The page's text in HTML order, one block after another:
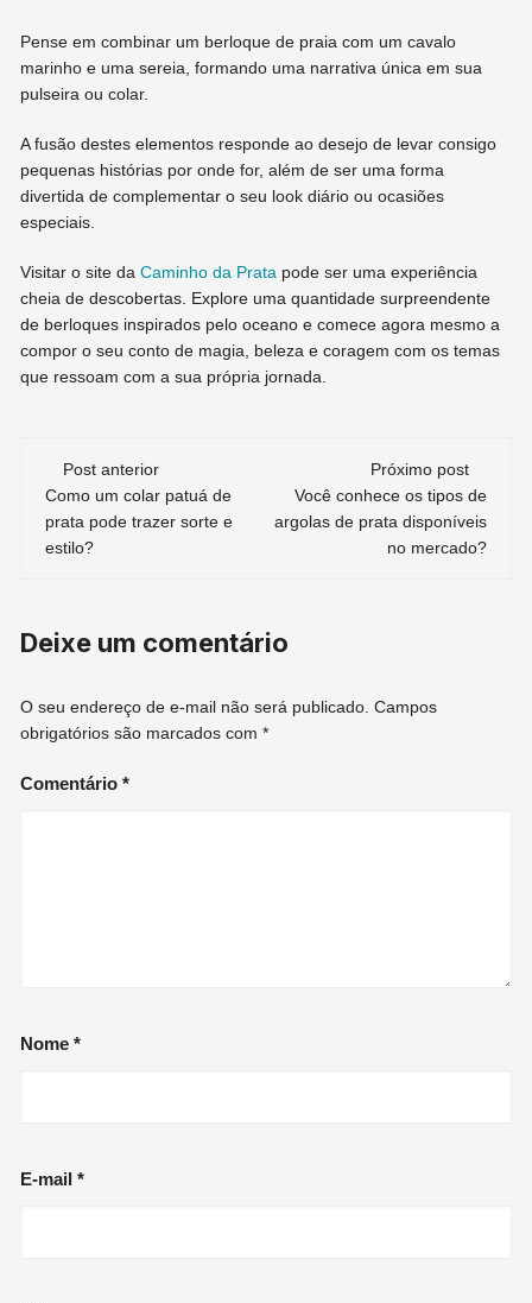
Pense em combinar um berloque de praia com um cavalo
marinho e uma sereia, formando uma narrativa única em sua
pulseira ou colar.
A fusão destes elementos responde ao desejo de levar consigo
pequenas histórias por onde for, além de ser uma forma
divertida de complementar o seu look diário ou ocasiões
especiais.
Visitar o site daCaminho da Prata pode ser uma experiência
cheia de descobertas. Explore uma quantidade surpreendente
de berloques inspirados pelo oceano e comece agora mesmo a
compor o seu conto de magia, beleza e coragem com os temas
que ressoam com a sua própria jornada.
Navegação
de
post
Post anterior
Como um colar patuá de
prata pode trazer sorte e
estilo?
Próximo post
Você conhece os tipos de
argolas de prata disponíveis
no mercado?
Deixe um comentário
O seu endereço de e-mail não será publicado. Campos
obrigatórios são marcados com*
Comentário*
Nome*
E-mail*